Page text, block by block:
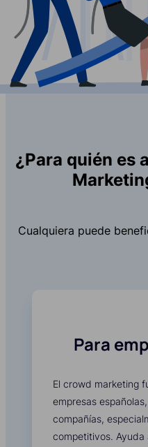
¿Para quién es
Cualquiera puede
Para
El crowd marketing
empresas
compañías,
competitivos.